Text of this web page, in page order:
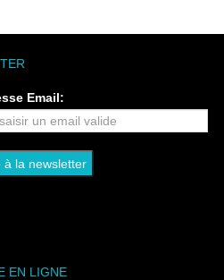
Email:
EN LIGNE